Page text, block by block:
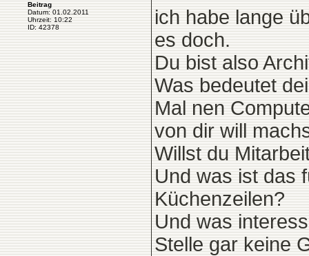
Beitrag
Datum: 01.02.2011
Uhrzeit: 10:22
ID: 42378
ich habe lange
es doch.
Du bist also
Was bedeutet
Mal nen
von dir will
Willst du
Und was ist das
Küchenzeilen?
Und was
Stelle gar keine